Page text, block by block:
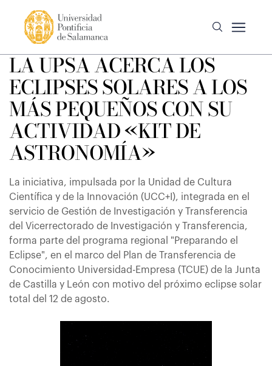
LA UPSA ACERCA LOS
ECLIPSES SOLARES A LOS
MÁS PEQUEÑOS CON SU
ACTIVIDAD «KIT DE
ASTRONOMÍA»
La iniciativa, impulsada por la Unidad de Cultura
Científica y de la Innovación (UCC+I), integrada en el
servicio de Gestión de Investigación y Transferencia
del Vicerrectorado de Investigación y Transferencia,
forma parte del programa regional "Preparando el
Eclipse", en el marco del Plan de Transferencia de
Conocimiento Universidad-Empresa (TCUE) de la Junta
de Castilla y León con motivo del próximo eclipse solar
total del 12 de agosto.